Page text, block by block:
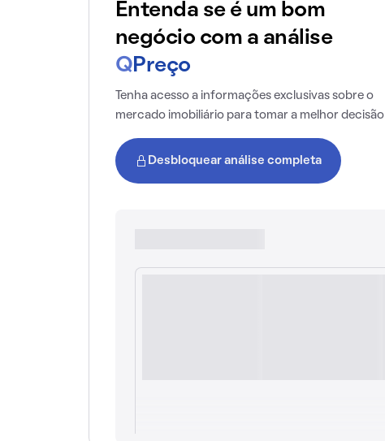
Entenda se é um bom
negócio com a análise
Q Preço
Tenha acesso a informações exclusivas sobre o
mercado imobiliário para tomar a melhor decisão
Desbloquear análise completa